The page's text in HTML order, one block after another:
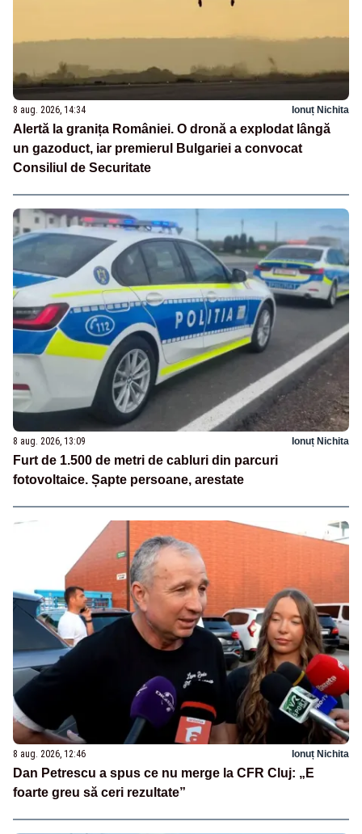
8 aug. 2026, 14:34 Ionuț Nichita
Alertă la granița României. O dronă a explodat lângă
un gazoduct, iar premierul Bulgariei a convocat
Consiliul de Securitate
8 aug. 2026, 13:09 Ionuț Nichita
Furt de 1.500 de metri de cabluri din parcuri
fotovoltaice. Șapte persoane, arestate
8 aug. 2026, 12:46 Ionuț Nichita
Dan Petrescu a spus ce nu merge la CFR Cluj: „E
foarte greu să ceri rezultate”